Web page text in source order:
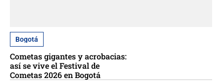
Bogotá
Cometas gigantes y acrobacias:
así se vive el Festival de
Cometas 2026 en Bogotá